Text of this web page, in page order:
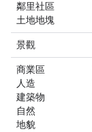
鄰里社區
土地地塊
景觀
商業區
人造
建築物
自然
地貌